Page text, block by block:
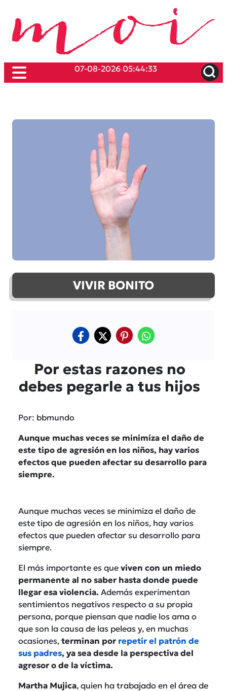
07-08-2026 05:44:33
VIVIR BONITO
Por estas razones no
debes pegarle a tus hijos
Por: bbmundo
Aunque muchas veces se minimiza el daño de
este tipo de agresión en los niños, hay varios
efectos que pueden afectar su desarrollo para
siempre.
Aunque muchas veces se minimiza el daño de
este tipo de agresión en los niños, hay varios
efectos que pueden afectar su desarrollo para
siempre.
El más importante es que viven con un miedo
permanente al no saber hasta donde puede
llegar esa violencia. Además experimentan
sentimientos negativos respecto a su propia
persona, porque piensan que nadie los ama o
que son la causa de las peleas y, en muchas
ocasiones, terminan por repetir el patrón de
sus padres, ya sea desde la perspectiva del
agresor o de la víctima.
Martha Mujica, quien ha trabajado en el área de